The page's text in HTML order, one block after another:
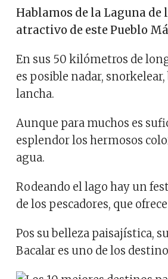
Hablamos de la Laguna
atractivo de este Pueblo
En sus 50 kilómetros de
es posible nadar,
lancha.
Aunque para muchos es
esplendor los hermosos
agua.
Rodeando el lago hay un
de los pescadores, que
Pos su belleza paisajística,
Bacalar es uno de los